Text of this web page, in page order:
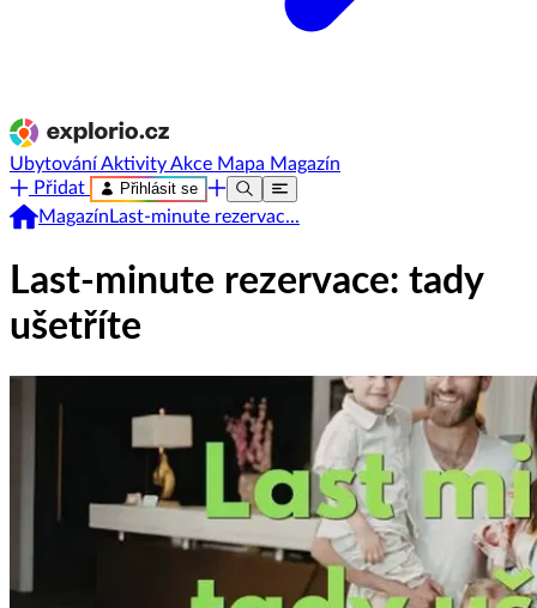
UbytováníAktivityAkce Mapa Magazín
Přidat
Přihlásit se
Magazín Last-minute rezervac...
Last-minute rezervace: tady
ušetříte